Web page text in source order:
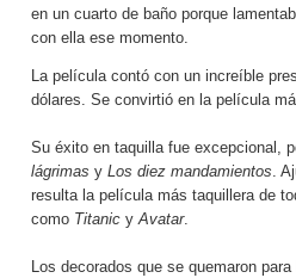
en un cuarto de baño porque
con ella ese momento.
La película contó con un increíble
dólares. Se convirtió en la película
Su éxito en taquilla fue excepcional,
lágrimas y Los diez mandamientos.
resulta la película más taquillera de
como Titanic yAvatar.
Los decorados que se quemaron